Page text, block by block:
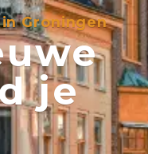
Groningen
je